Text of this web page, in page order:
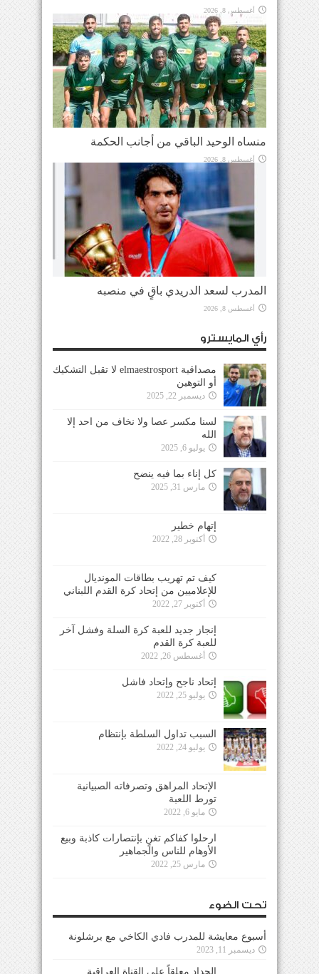
أغسطس 8, 2026
منساه الوحيد الباقي من أجانب الحكمة
أغسطس 8, 2026
المدرب لسعد الدريدي باقٍ في منصبه
أغسطس 8, 2026
رأي المايسترو
مصداقية elmaestrosport لا تقبل التشكيك
أو التوهين
ديسمبر 22, 2025
لسنا مكسر عصا ولا نخاف من احد إلا
الله
يوليو 6, 2025
كل إناء بما فيه ينضح
مارس 31, 2025
إتهام خطير
أكتوبر 28, 2022
كيف تم تهريب بطاقات المونديال
للإعلاميين من إتحاد كرة القدم اللبناني
أكتوبر 27, 2022
إنجاز جديد للعبة كرة السلة وفشل آخر
للعبة كرة القدم
أغسطس 26, 2022
إتحاد ناجح وإتحاد فاشل
يوليو 25, 2022
السبب تداول السلطة بإنتظام
يوليو 24, 2022
الإتحاد المراهق وتصرفاته الصبيانية
تورط اللعبة
مايو 6, 2022
ارحلوا كفاكم تغنٍ بإنتصارات كاذبة وبيع
الأوهام للناس والجماهير
مارس 25, 2022
تحت الضوء
أسبوع معايشة للمدرب فادي الكاخي مع برشلونة
ديسمبر 11, 2023
الحداد معلقاً على القناة العراقية